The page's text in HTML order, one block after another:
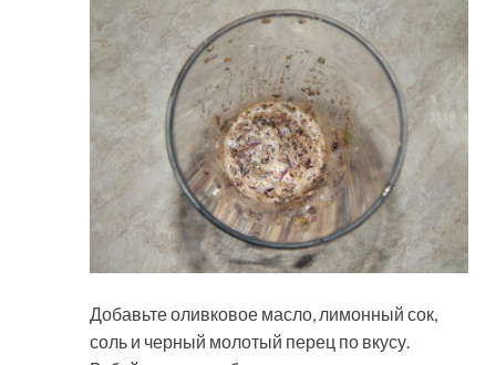
Добавьте оливковое масло, лимонный сок,
соль и черный молотый перец по вкусу.